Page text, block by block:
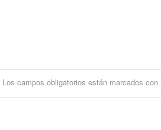
Los campos obligatorios están marcados con